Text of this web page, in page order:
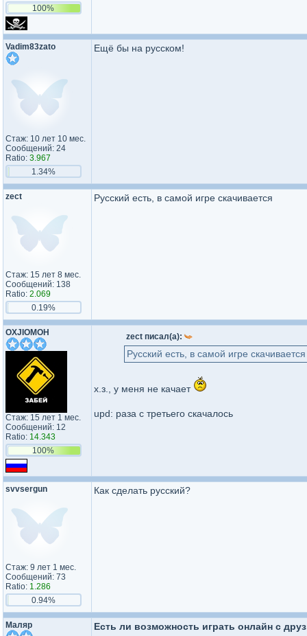
100%
Vadim83zato
Стаж: 10 лет 10 мес.
Сообщений: 24
Ratio: 3.967
1.34%
Ещё бы на русском!
zect
Стаж: 15 лет 8 мес.
Сообщений: 138
Ratio: 2.069
0.19%
Русский есть, в самой игре скачивается
OXJIOMOH
Стаж: 15 лет 1 мес.
Сообщений: 12
Ratio: 14.343
100%
zect писал(а):
Русский есть, в самой игре скачивается
х.з., у меня не качает
upd: раза с третьего скачалось
svvsergun
Стаж: 9 лет 1 мес.
Сообщений: 73
Ratio: 1.286
0.94%
Как сделать русский?
Маляр Есть ли возможность играть онлайн с